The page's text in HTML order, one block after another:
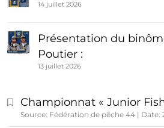
14 juillet 2026
Présentation du
Poutier :
13 juillet 2026
Championnat « Junior
Source: Fédération de pêche 44 Date: